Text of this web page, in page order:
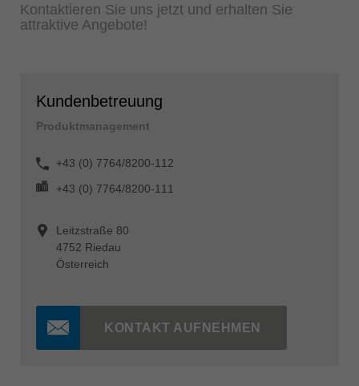
Kontaktieren Sie uns jetzt und erhalten Sie
attraktive Angebote!
Kundenbetreuung
Produktmanagement
+43 (0) 7764/8200-112
+43 (0) 7764/8200-111
Leitzstraße 80
4752 Riedau
Österreich
KONTAKT AUFNEHMEN